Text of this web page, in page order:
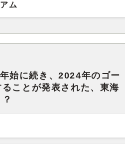
ム
始に続き、2024年のゴー
ことが発表された、東海